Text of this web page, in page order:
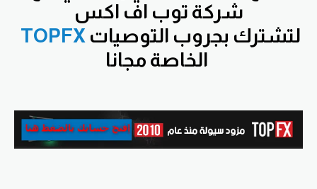
شركة توب اف اكس
TOPFX